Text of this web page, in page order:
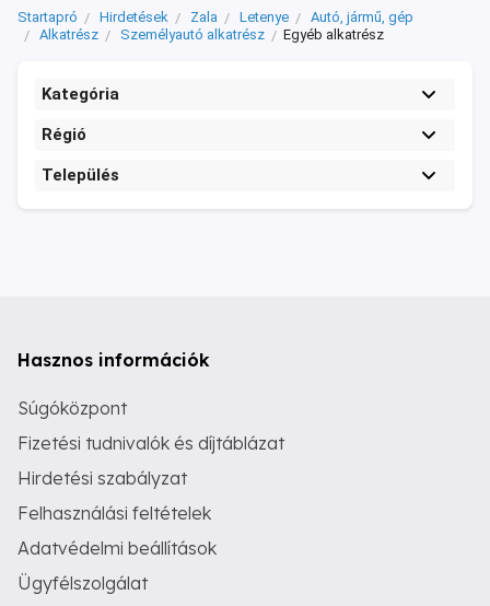
Startapró Hirdetések Zala Letenye
Autó, jármű, gép
Alkatrész
Személyautó alkatrész Egyéb alkatrész
Kategória
Régió
Település
Hasznos információk
Súgóközpont
Fizetési tudnivalók és díjtáblázat
Hirdetési szabályzat
Felhasználási feltételek
Adatvédelmi beállítások
Ügyfélszolgálat